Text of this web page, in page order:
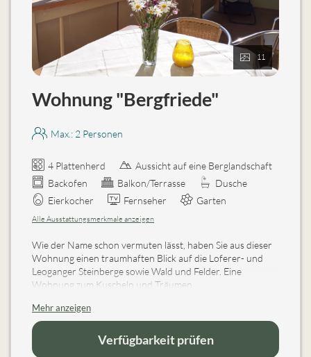
11
Wohnung "Bergfriede"
Max.: 2 Personen
4 Plattenherd
Aussicht auf eine Berglandschaft
Backofen
Balkon/Terrasse
Dusche
Eierkocher
Fernseher Garten
Alle Ausstattungsmerkmale anzeigen
Wie der Name schon vermuten lässt, haben Sie aus dieser
Wohnung einen traumhaften Blick auf die Loferer- und
Leoganger Steinberge sowie Wald und Felder. Eine
Wohnung zum Kuscheln und Träumen.
Wohnküche, schönen Essecke mit Eckbank und
Flachbildschirm SAT-TV sowie CD-Player, DU/WC und das
Schlafzimmer ist liebevoll eingerichtet aus herrlich
duftendem Zirbenholz mit einem Doppelbett und
Mehr anzeigen
Verfügbarkeit prüfen